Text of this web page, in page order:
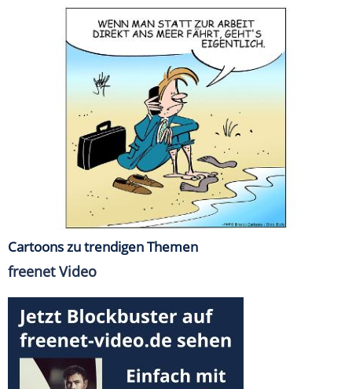
Cartoons zu trendigen Themen
freenet Video